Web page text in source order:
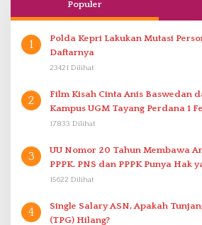
Populer
1
Polda Kepri Lakukan Mutasi
Daftarnya
23421 Dilihat
2
Film Kisah Cinta Anis Baswedan
Kampus UGM Tayang Perdana 1
17833 Dilihat
3
UU Nomor 20 Tahun Membawa
PPPK. PNS dan PPPK Punya Hak
15622 Dilihat
4
Single Salary ASN, Apakah
(TPG) Hilang?